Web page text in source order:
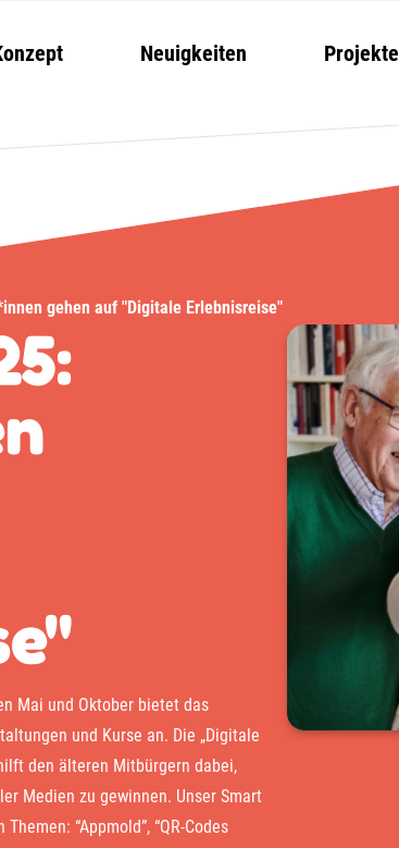
Neuigkeiten Projekte
gehen auf "Digitale Erlebnisreise"
Mai und Oktober bietet das
und Kurse an. Die „Digitale
den älteren Mitbürgern dabei,
Medien zu gewinnen. Unser Smart
“Appmold”, “QR-Codes